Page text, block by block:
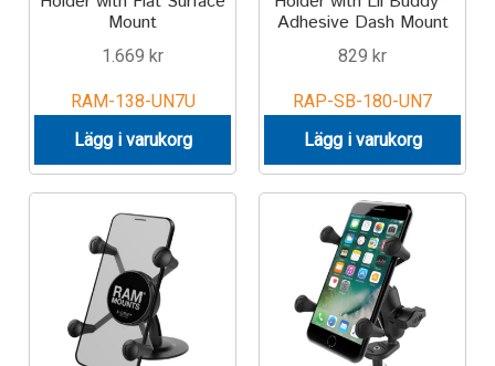
Mount
1.669 kr
RAM-138-UN7U
Lägg i varukorg
Adhesive Dash Mount
829 kr
RAP-SB-180-UN7
Lägg i varukorg